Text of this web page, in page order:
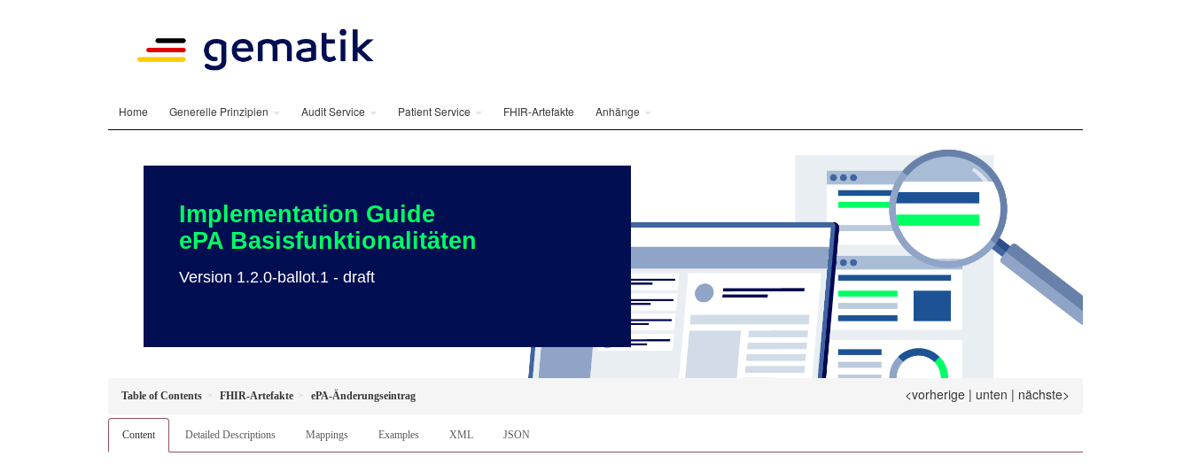
Home Generelle Prinzipien Audit Service Patient Service FHIR-Artefakte Anhänge
Implementation Guide
ePA Basisfunktionalitäten
Version 1.2.0-ballot.1 - draft
Table of Contents FHIR-Artefakte ePA-Änderungseintrag <vorherige | unten | nächste>
Content Detailed Descriptions Mappings Examples XML JSON